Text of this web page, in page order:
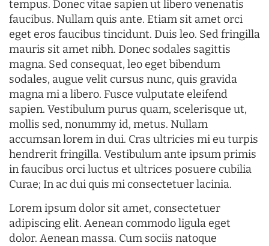
tempus. Donec vitae sapien ut libero venenatis
faucibus. Nullam quis ante. Etiam sit amet orci
eget eros faucibus tincidunt. Duis leo. Sed fringilla
mauris sit amet nibh. Donec sodales sagittis
magna. Sed consequat, leo eget bibendum
sodales, augue velit cursus nunc, quis gravida
magna mi a libero. Fusce vulputate eleifend
sapien. Vestibulum purus quam, scelerisque ut,
mollis sed, nonummy id, metus. Nullam
accumsan lorem in dui. Cras ultricies mi eu turpis
hendrerit fringilla. Vestibulum ante ipsum primis
in faucibus orci luctus et ultrices posuere cubilia
Curae; In ac dui quis mi consectetuer lacinia.
Lorem ipsum dolor sit amet, consectetuer
adipiscing elit. Aenean commodo ligula eget
dolor. Aenean massa. Cum sociis natoque